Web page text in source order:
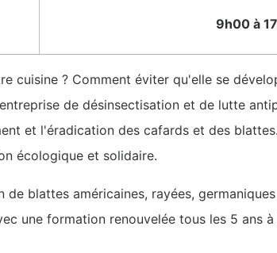
9h00 à
cuisine ? Comment éviter qu'elle se
de désinsectisation et de lutte
et l'éradication des cafards et des
écologique et solidaire.
blattes américaines, rayées,
une formation renouvelée tous les 5 ans